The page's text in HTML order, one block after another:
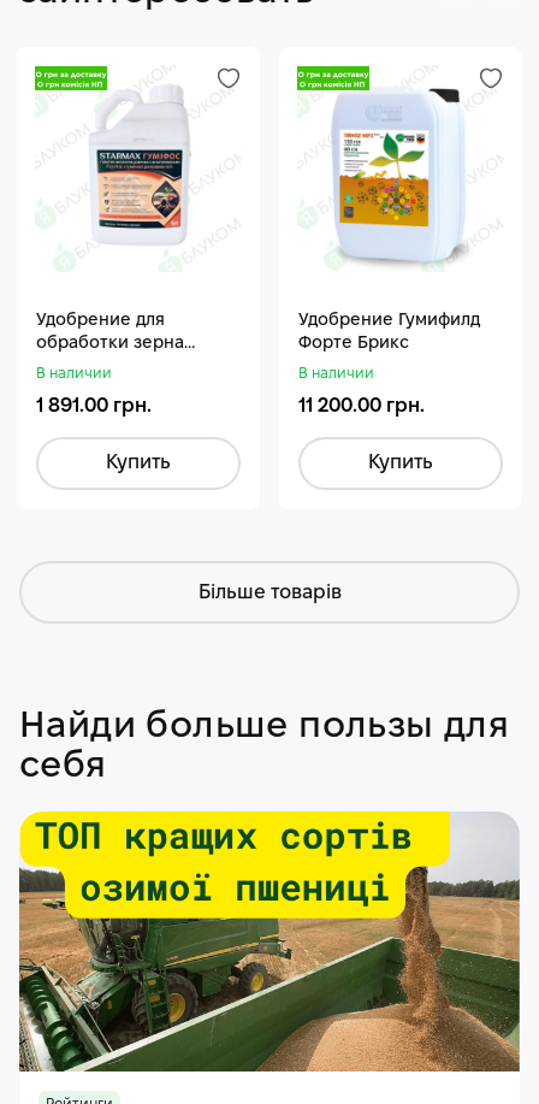
Удобрение для
обработки зерна
Стармакс Гумифос
В наличии
1 891.00 грн.
Купить
Удобрение Гумифилд
Форте Брикс
В наличии
11 200.00 грн.
Купить
Більше товарів
Найди больше пользы для
себя